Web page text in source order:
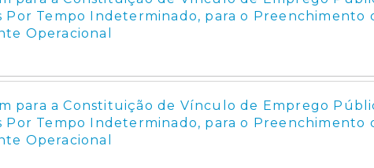
Tempo Indeterminado, para o Preenchimento
Operacional
para a Constituição de Vínculo de Emprego
Tempo Indeterminado, para o Preenchimento
Operacional